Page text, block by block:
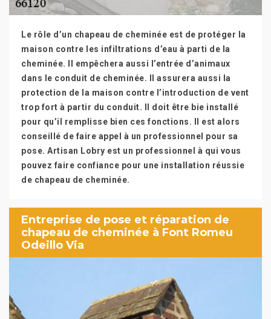
Le rôle d’un chapeau de cheminée est de protéger la
maison contre les infiltrations d’eau à parti de la
cheminée. Il empêchera aussi l’entrée d’animaux
dans le conduit de cheminée. Il assurera aussi la
protection de la maison contre l’introduction de vent
trop fort à partir du conduit. Il doit être bie installé
pour qu’il remplisse bien ces fonctions. Il est alors
conseillé de faire appel à un professionnel pour sa
pose. Artisan Lobry est un professionnel à qui vous
pouvez faire confiance pour une installation réussie
de chapeau de cheminée.
Entreprise de pose et réparation de
chapeau de cheminée à Font Romeu
Odeillo Via